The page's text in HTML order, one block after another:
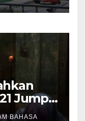
Jump
Club
BAHASA